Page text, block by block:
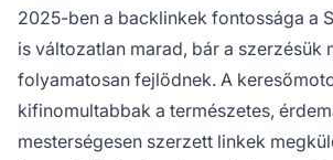
2025-ben a backlinkek fontossága a
is változatlan marad, bár a szerzésük
folyamatosan fejlődnek. A
kifinomultabbak a természetes,
mesterségesen szerzett linkek